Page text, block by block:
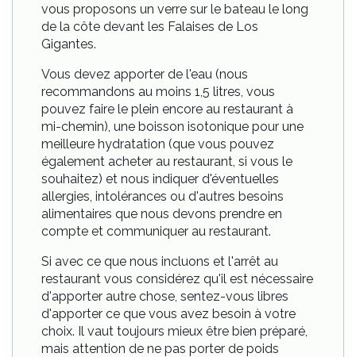
vous proposons un verre sur le bateau le long
de la côte devant les Falaises de Los
Gigantes.
Vous devez apporter de l'eau (nous
recommandons au moins 1,5 litres, vous
pouvez faire le plein encore au restaurant à
mi-chemin), une boisson isotonique pour une
meilleure hydratation (que vous pouvez
également acheter au restaurant, si vous le
souhaitez) et nous indiquer d'éventuelles
allergies, intolérances ou d'autres besoins
alimentaires que nous devons prendre en
compte et communiquer au restaurant.
Si avec ce que nous incluons et l'arrêt au
restaurant vous considérez qu'il est nécessaire
d'apporter autre chose, sentez-vous libres
d'apporter ce que vous avez besoin à votre
choix. Il vaut toujours mieux être bien préparé,
mais attention de ne pas porter de poids